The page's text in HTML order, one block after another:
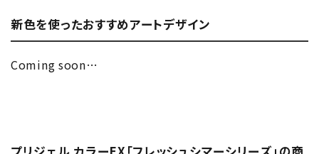
新色を使ったおすすめアートデザイン
Coming soon…